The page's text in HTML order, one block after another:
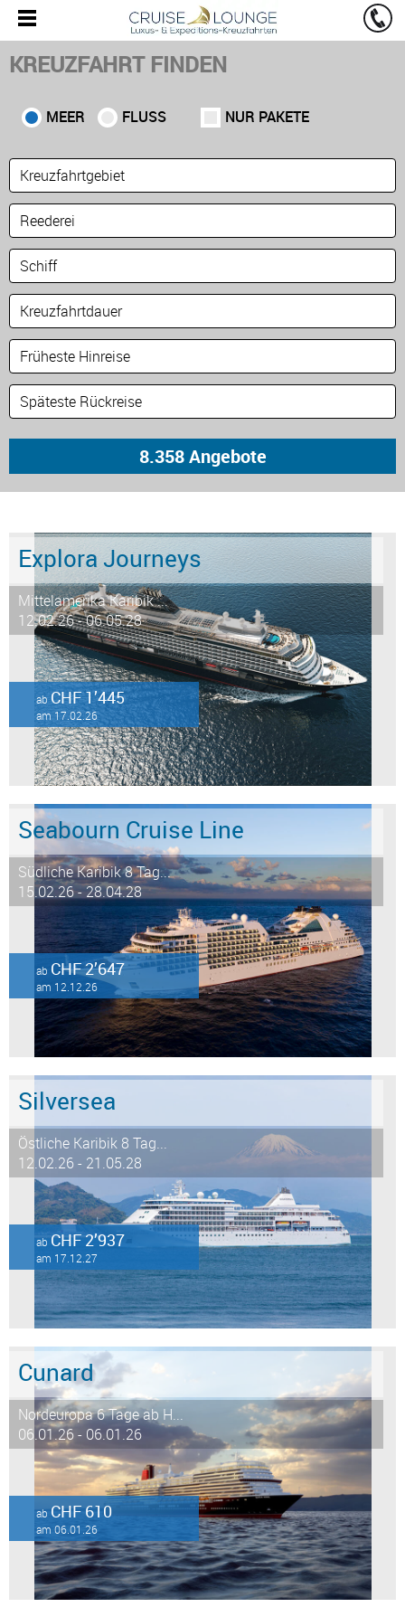
KREUZFAHRT FINDEN
MEER FLUSS NUR PAKETE
Explora Journeys
Mittelamerika Karibik ...
12.02.26 - 06.05.28
abCHF 1’445
am 17.02.26
Seabourn Cruise Line
Südliche Karibik 8 Tag...
15.02.26 - 28.04.28
ab CHF 2’647
am 12.12.26
Silversea
Östliche Karibik 8 Tag...
12.02.26 - 21.05.28
abCHF 2’937
am 17.12.27
Cunard
Nordeuropa 6 Tage ab H...
06.01.26 - 06.01.26
abCHF 610
am 06.01.26